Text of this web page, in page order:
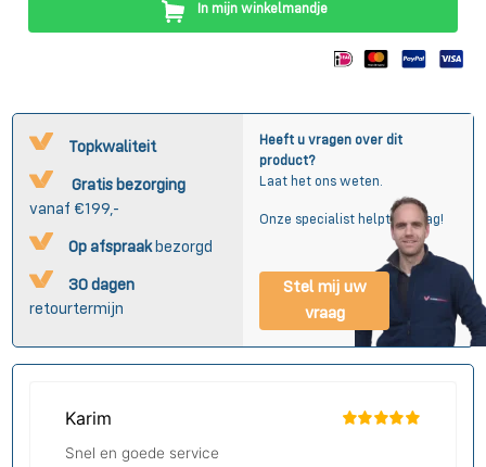
In mijn winkelmandje
Topkwaliteit
Gratis bezorging
vanaf €199,-
Op afspraak bezorgd
30 dagen
retourtermijn
Heeft u vragen over dit
product?
Laat het ons weten.
Onze specialist helpt u graag!
Stel mij uw
vraag